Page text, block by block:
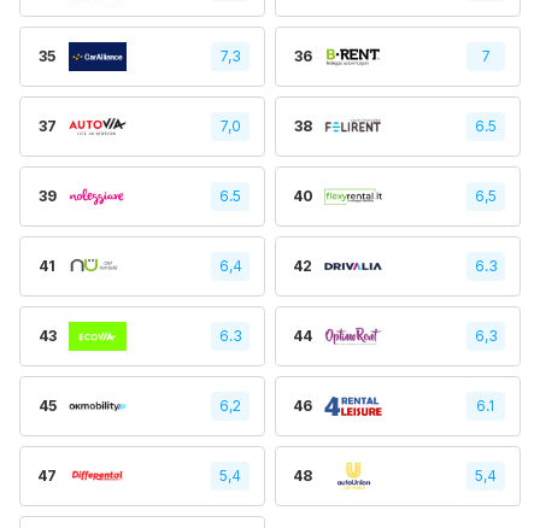
35 7,3 36 7
37 7,0 38 6.5
39 6.5 40 6,5
41 6,4 42 6.3
43 6.3 44 6,3
45 6,2 46 6.1
47 5,4 48 5,4